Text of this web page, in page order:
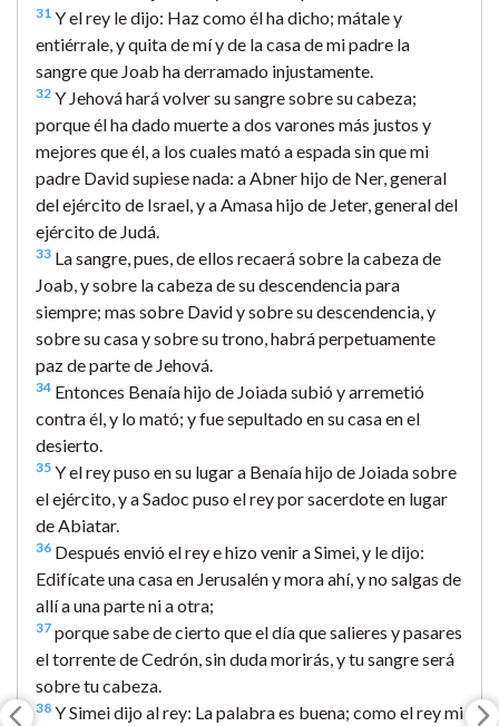
31 Y el rey le dijo: Haz como él ha dicho; mátale y
entiérrale, y quita de mí y de la casa de mi padre la
sangre que Joab ha derramado injustamente.
32 Y Jehová hará volver su sangre sobre su cabeza;
porque él ha dado muerte a dos varones más justos y
mejores que él, a los cuales mató a espada sin que mi
padre David supiese nada: a Abner hijo de Ner, general
del ejército de Israel, y a Amasa hijo de Jeter, general del
ejército de Judá.
33 La sangre, pues, de ellos recaerá sobre la cabeza de
Joab, y sobre la cabeza de su descendencia para
siempre; mas sobre David y sobre su descendencia, y
sobre su casa y sobre su trono, habrá perpetuamente
paz de parte de Jehová.
34 Entonces Benaía hijo de Joiada subió y arremetió
contra él, y lo mató; y fue sepultado en su casa en el
desierto.
35 Y el rey puso en su lugar a Benaía hijo de Joiada sobre
el ejército, y a Sadoc puso el rey por sacerdote en lugar
de Abiatar.
36 Después envió el rey e hizo venir a Simei, y le dijo:
Edifícate una casa en Jerusalén y mora ahí, y no salgas de
allí a una parte ni a otra;
37 porque sabe de cierto que el día que salieres y pasares
el torrente de Cedrón, sin duda morirás, y tu sangre será
sobre tu cabeza.
38 Y Simei dijo al rey: La palabra es buena; como el rey mi